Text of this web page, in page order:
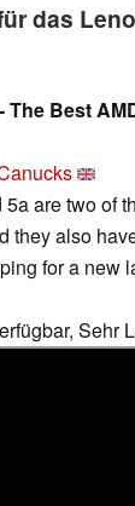
das
The Best
are two of
they also
for a new
Sehr